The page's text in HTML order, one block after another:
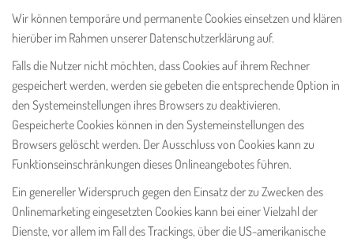
Wir können temporäre und permanente Cookies einsetzen und klären
hierüber im Rahmen unserer Datenschutzerklärung auf.
Falls die Nutzer nicht möchten, dass Cookies auf ihrem Rechner
gespeichert werden, werden sie gebeten die entsprechende Option in
den Systemeinstellungen ihres Browsers zu deaktivieren.
Gespeicherte Cookies können in den Systemeinstellungen des
Browsers gelöscht werden. Der Ausschluss von Cookies kann zu
Funktionseinschränkungen dieses Onlineangebotes führen.
Ein genereller Widerspruch gegen den Einsatz der zu Zwecken des
Onlinemarketing eingesetzten Cookies kann bei einer Vielzahl der
Dienste, vor allem im Fall des Trackings, über die US-amerikanische